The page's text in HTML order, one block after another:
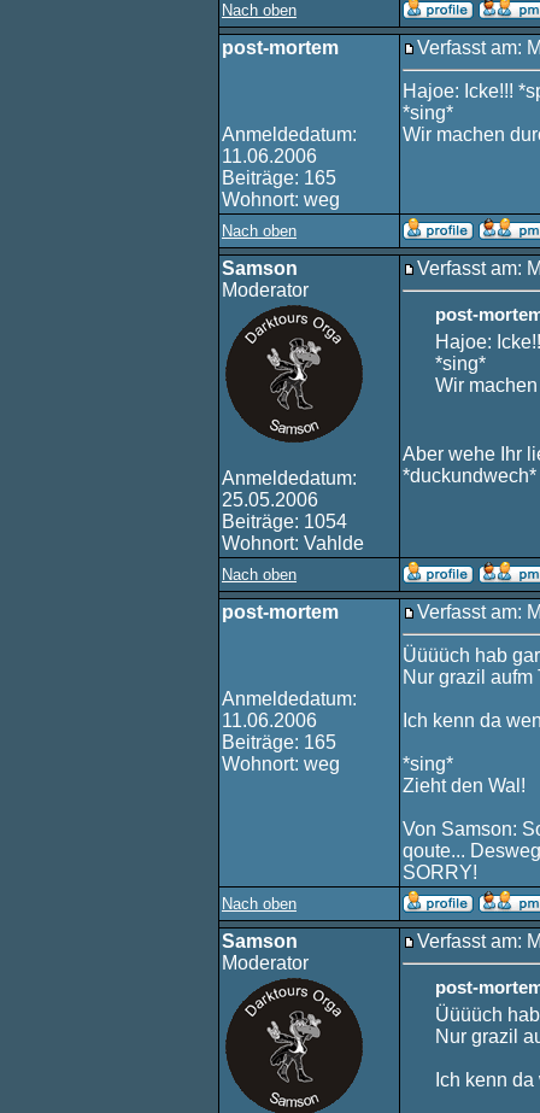
Nach oben
post-mortem
Anmeldedatum:
11.06.2006
Beiträge: 165
Wohnort: weg
Verfasst am:
Hajoe: Icke!!!
*sing*
Wir machen
Nach oben
Samson
Moderator
Anmeldedatum:
25.05.2006
Beiträge: 1054
Wohnort: Vahlde
Verfasst am:
post-
Hajoe:
*sing*
Wir
Aber wehe Ihr
*duckundwech*
Nach oben
post-mortem
Anmeldedatum:
11.06.2006
Beiträge: 165
Wohnort: weg
Verfasst am:
Üüüüch hab
Nur grazil aufm
Ich kenn da
*sing*
Zieht den Wal!
Von Samson:
qoute...
SORRY!
Nach oben
Samson
Moderator
Verfasst am:
post-
Üüüüch
Nur grazil
Ich kenn